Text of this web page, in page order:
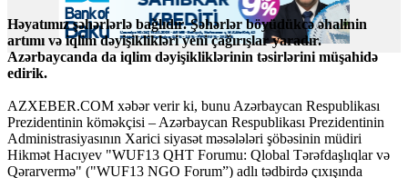
Həyatımız şəhərlərlə bağlıdır. Şəhərlər böyüdükcə əhalinin
artımı və iqlim dəyişiklikləri yeni çağırışlar yaradır.
Azərbaycanda da iqlim dəyişikliklərinin təsirlərini müşahidə
edirik.
AZXEBER.COM xəbər verir ki, bunu Azərbaycan Respublikası
Prezidentinin köməkçisi – Azərbaycan Respublikası Prezidentinin
Administrasiyasının Xarici siyasət məsələləri şöbəsinin müdiri
Hikmət Hacıyev "WUF13 QHT Forumu: Qlobal Tərəfdaşlıqlar və
Qərarvermə" ("WUF13 NGO Forum”) adlı tədbirdə çıxışında